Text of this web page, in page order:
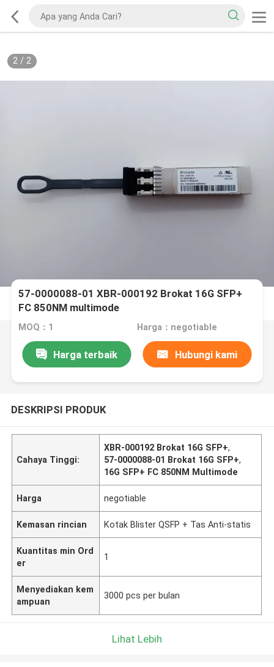
2/ 2
57-0000088-01 XBR-000192 Brokat 16G SFP+
FC 850NM multimode
MOQ：1 Harga：negotiable
Harga terbaik Hubungi kami
DESKRIPSI PRODUK
Cahaya Tinggi:
XBR-000192 Brokat 16G SFP+,
57-0000088-01 Brokat 16G SFP+,
16G SFP+ FC 850NM Multimode
Harga negotiable
Kemasan rincian Kotak Blister QSFP + Tas Anti-statis
Kuantitas min Ord
er
1
Menyediakan kem
ampuan
3000 pcs per bulan
Lihat Lebih